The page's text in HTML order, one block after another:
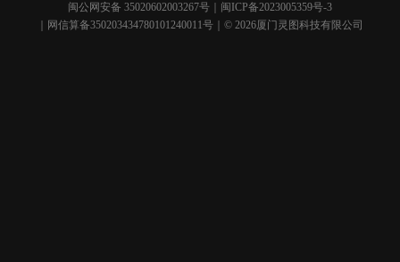
闽公网安备 35020602003267号
闽ICP备2023005359号-3
｜网信算备350203434780101240011号｜© 2026厦门灵图科技有限公司